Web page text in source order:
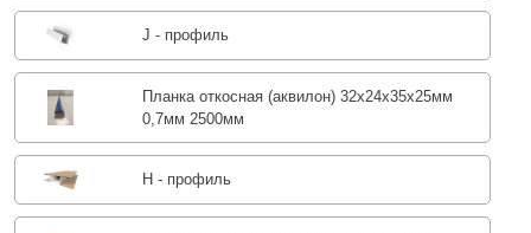
J - профиль
Планка откосная (аквилон) 32х24х35х25мм
0,7мм 2500мм
Н - профиль